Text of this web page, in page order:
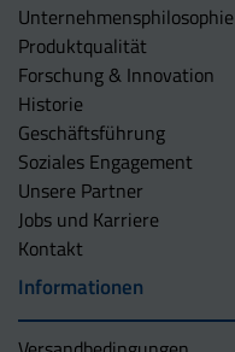
Unternehmens­philosophie
Produktqualität
Forschung & Innovation
Historie
Geschäftsführung
Soziales Engagement
Unsere Partner
Jobs und Karriere
Kontakt
Informationen